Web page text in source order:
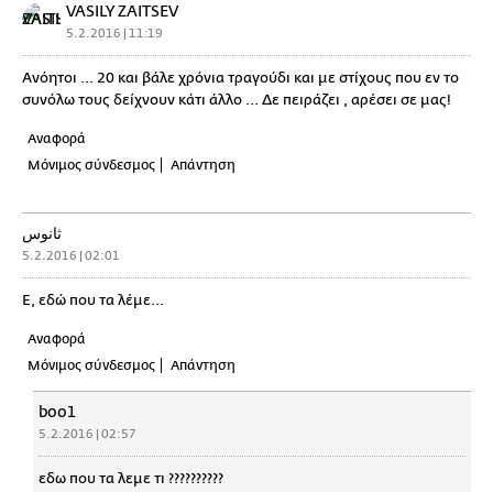
VASILY ZAITSEV
5.2.2016 | 11:19
Ανόητοι ... 20 και βάλε χρόνια τραγούδι και με στίχους που εν το
συνόλω τους δείχνουν κάτι άλλο ... Δε πειράζει , αρέσει σε μας!
Αναφορά
Μόνιμος σύνδεσμος
Απάντηση
ثانوس
5.2.2016 | 02:01
Ε, εδώ που τα λέμε...
Αναφορά
Μόνιμος σύνδεσμος
Απάντηση
boo1
5.2.2016 | 02:57
εδω που τα λεμε τι ??????????